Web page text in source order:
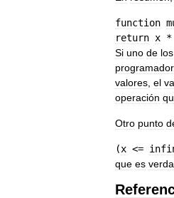
function
return x *
Si uno de los
programador.
valores el
operación
Otro punto
(x <=
que es